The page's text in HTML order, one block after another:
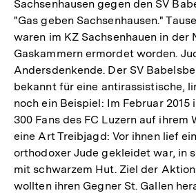
Sachsenhausen gegen den SV
"Gas geben Sachsenhausen."
waren im KZ Sachsenhauen in der
Gaskammern ermordet worden.
Andersdenkende. Der SV
bekannt für eine antirassistische,
noch ein Beispiel: Im Februar 2015
300 Fans des FC Luzern auf ihrem
eine Art Treibjagd: Vor ihnen lief
orthodoxer Jude gekleidet war, in
mit schwarzem Hut. Ziel der
wollten ihren Gegner St. Gallen